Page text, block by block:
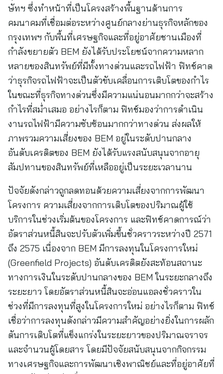
ษัทฯ ซึ่งทำหน้าที่เป็นโครงสร้างพื้นฐานด้านการ
คมนาคมที่เชื่อมต่อระหว่างศูนย์กลางย่านธุรกิจหลักของ
กรุงเทพฯ กับพื้นที่เศรษฐกิจและที่อยู่อาศัยชานเมืองที่
กำลังขยายตัว BEM ยังได้รับประโยชน์จากความหลาก
หลายของสินทรัพย์ที่มีทั้งทางด่วนและรถไฟฟ้า ฟิทช์คาด
ว่าธุรกิจรถไฟฟ้าจะเป็นตัวขับเคลื่อนการเติบโตของกำไร
ในขณะที่ธุรกิจทางด่วนซึ่งมีความแน่นอนมากกว่าจะสร้าง
กำไรที่สม่ำเสมอ อย่างไรก็ตาม ฟิทช์มองว่าการดำเนิน
งานรถไฟฟ้ามีความซับซ้อนมากกว่าทางด่วน ส่งผลให้
ภาพรวมความเสี่ยงของ BEM อยู่ในระดับปานกลาง
อันดับเครดิตของ BEM ยังได้รับแรงสนับสนุนจากอายุ
สัมปทานของสินทรัพย์ที่เหลืออยู่เป็นระยะเวลานาน
ปัจจัยดังกล่าวถูกลดทอนด้วยความเสี่ยงจากการพัฒนา
โครงการ ความเสี่ยงจากการเติบโตของปริมาณผู้ใช้
บริการในช่วงเริ่มต้นของโครงการ และฟิทช์คาดการณ์ว่า
อัตราส่วนหนี้สินจะปรับตัวเพิ่มขึ้นชั่วคราวระหว่างปี 2571
ถึง 2575 เนื่องจาก BEM มีการลงทุนในโครงการใหม่
(Greenfield Projects) อันดับเครดิตยังสะท้อนสถานะ
ทางการเงินในระดับปานกลางของ BEM ในระยะกลางถึง
ระยะยาว โดยอัตราส่วนหนี้สินจะอ่อนแอลงชั่วคราวใน
ช่วงที่มีการลงทุนที่สูงในโครงการใหม่ อย่างไรก็ตาม ฟิทช์
เชื่อว่าการลงทุนดังกล่าวมีความสำคัญอย่างยิ่งในการผลัก
ดันการเติบโตที่แข็งแกร่งในระยะยาวของปริมาณจราจร
และจำนวนผู้โดยสาร โดยมีปัจจัยสนับสนุนจากกิจกรรม
ทางเศรษฐกิจและการพัฒนาเชิงพาณิชย์และที่อยู่อาศัยที่